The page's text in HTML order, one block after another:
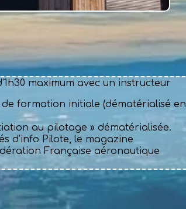
maximum avec un instructeur
formation initiale (dématérialisé en
au pilotage » dématérialisée.
d’info Pilote, le magazine
Française aéronautique